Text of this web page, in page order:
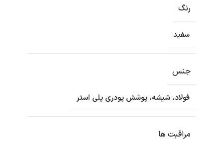
رنگ
سفید
جنس
فولاد، شیشه، پوشش پودری پلی استر
مراقبت ها